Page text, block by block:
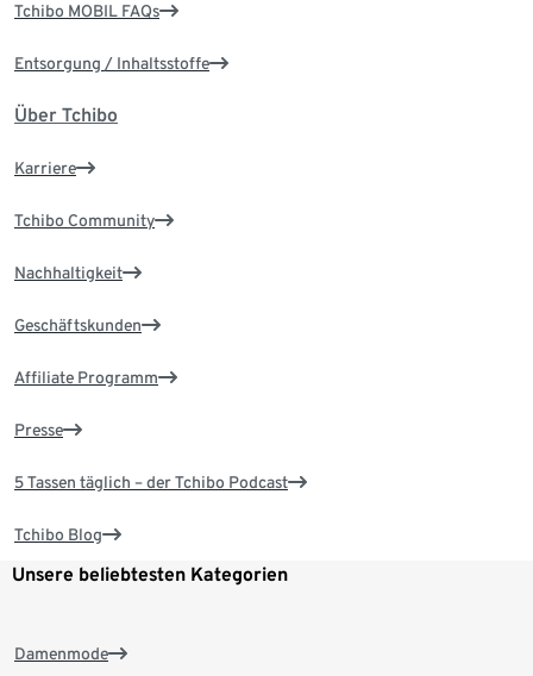
Tchibo MOBIL FAQs
Entsorgung / Inhaltsstoffe
Über Tchibo
Karriere
Tchibo Community
Nachhaltigkeit
Geschäftskunden
Affiliate Programm
Presse
5 Tassen täglich – der Tchibo Podcast
Tchibo Blog
Unsere beliebtesten Kategorien
Damenmode